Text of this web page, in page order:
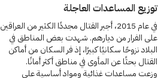
توزيع المساعدات العاجلة
في عام 2015، أجبر القتال مجددًا الكثير من العراقين
على الفرار من ديارهم. شهدت بعض المناطق في
البلاد نزوحًا سكانيًا كبيرًا، إذ فر السكان من أماكن
القتال بحثًا عن المأوى في مناطق أكثر أمانًا.
وزعت مساعدات غذائية ومواد أساسية على